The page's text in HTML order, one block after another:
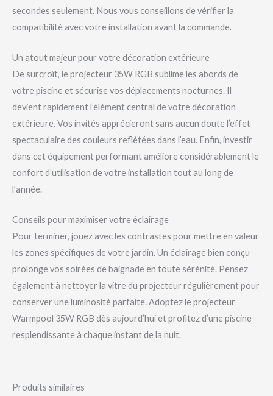
secondes seulement. Nous vous conseillons de vérifier la
compatibilité avec votre installation avant la commande.
Un atout majeur pour votre décoration extérieure
De surcroît, le projecteur 35W RGB sublime les abords de
votre piscine et sécurise vos déplacements nocturnes. Il
devient rapidement l’élément central de votre décoration
extérieure. Vos invités apprécieront sans aucun doute l’effet
spectaculaire des couleurs reflétées dans l’eau. Enfin, investir
dans cet équipement performant améliore considérablement le
confort d’utilisation de votre installation tout au long de
l’année.
Conseils pour maximiser votre éclairage
Pour terminer, jouez avec les contrastes pour mettre en valeur
les zones spécifiques de votre jardin. Un éclairage bien conçu
prolonge vos soirées de baignade en toute sérénité. Pensez
également à nettoyer la vitre du projecteur régulièrement pour
conserver une luminosité parfaite. Adoptez le projecteur
Warmpool 35W RGB dès aujourd’hui et profitez d’une piscine
resplendissante à chaque instant de la nuit.
Produits similaires